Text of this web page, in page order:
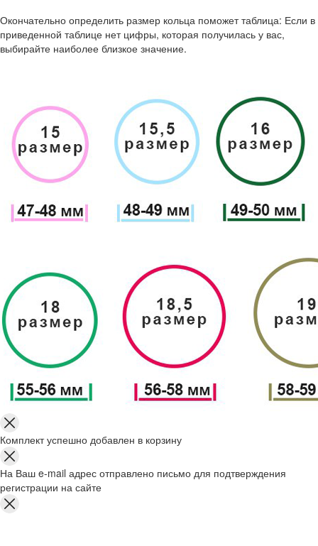
Окончательно определить размер кольца поможет таблица: Если в
приведенной таблице нет цифры, которая получилась у вас,
выбирайте наиболее близкое значение.
Комплект успешно добавлен в корзину
На Ваш e-mail адрес отправлено письмо для подтверждения
регистрации на сайте